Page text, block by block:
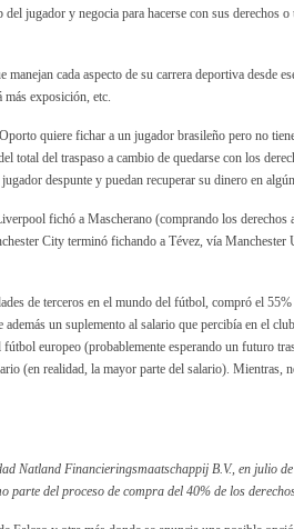
jugador y negocia para hacerse con sus derechos o
manejan cada aspecto de su carrera deportiva desde
exposición, etc.
quiere fichar a un jugador brasileño pero no
total del traspaso a cambio de quedarse con los
despunte y puedan recuperar su dinero en
fichó a Mascherano (comprando los derechos
City terminó fichando a Tévez, vía Manchester
de terceros en el mundo del fútbol, compró el
un suplemento al salario que percibía en el
europeo (probablemente esperando un futuro
(en realidad, la mayor parte del salario). Mientras,
Natland Financieringsmaatschappij B.V., en julio
del proceso de compra del 40% de los